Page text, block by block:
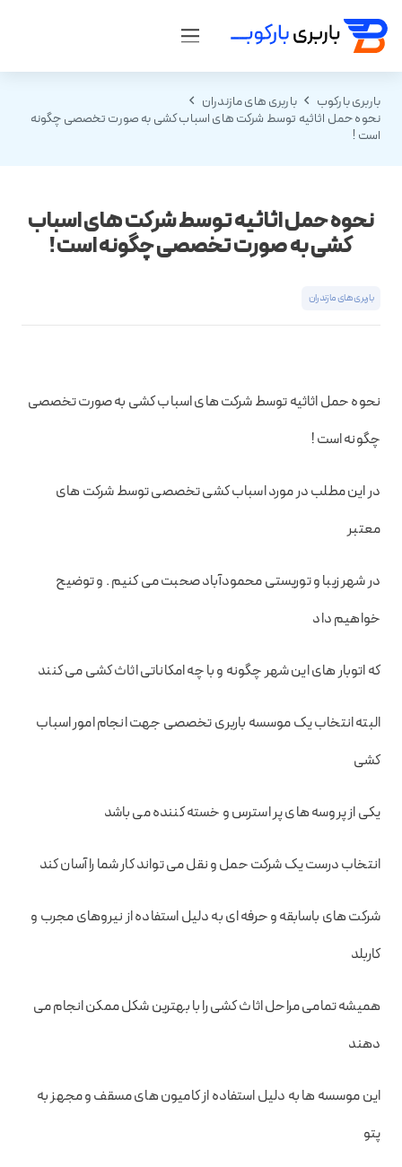
باربری بارکوب
باربری های مازندران
نحوه حمل اثاثیه توسط شرکت های اسباب کشی به صورت تخصصی چگونه
است !
نحوه حمل اثاثیه توسط شرکت های اسباب
کشی به صورت تخصصی چگونه است !
باربری های مازندران
نحوه حمل اثاثیه توسط شرکت های اسباب کشی به صورت تخصصی
چگونه است !
در این مطلب در مورد اسباب کشی تخصصی توسط شرکت های
معتبر
در شهر زیبا و توریستی محمودآباد صحبت می کنیم . و توضیح
خواهیم داد
که اتوبار های این شهر چگونه و با چه امکاناتی اثاث کشی می کنند
البته انتخاب یک موسسه باربری تخصصی جهت انجام امور اسباب
کشی
یکی از پروسه های پر استرس و خسته کننده می باشد
انتخاب درست یک شرکت حمل و نقل می تواند کار شما را آسان کند
شرکت های باسابقه و حرفه ای به دلیل استفاده از نیروهای مجرب و
کاربلد
همیشه تمامی مراحل اثاث کشی را با بهترین شکل ممکن انجام می
دهند
این موسسه ها به دلیل استفاده از کامیون های مسقف و مجهز به
پتو